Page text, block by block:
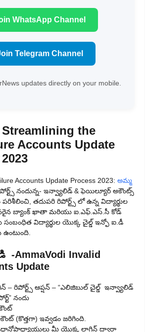
WhatsApp Channel
Telegram Channel
updates directly on your mobile.
the
Accounts Update
Accounts Update Process 2023: అమ్మ
నందున్న- ఇన్వ్యాలిడ్ & ఫెయిల్యూర్ అకౌంట్స్
తదుపరి రిపోర్ట్స్ లో ఉన్న విద్యార్థుల
సరైన బ్యాంక్ ఖాతా మరియు ఐ.ఎఫ్.ఎస్.సీ కోడ్
సంబంధిత విద్యార్థుల యొక్క చైల్డ్ ఇన్ఫో ఐ.డీ
-AmmaVodi Invalid
Update
రిపోర్ట్స్ ఆప్షన్ – “ఎలిజిబుల్ చైల్డ్ ఇన్వ్యాలిడ్
నందు
(కొత్తగా) ఇవ్వడం జరిగింది.
మీ యొక్క లాగిన్ ద్వారా